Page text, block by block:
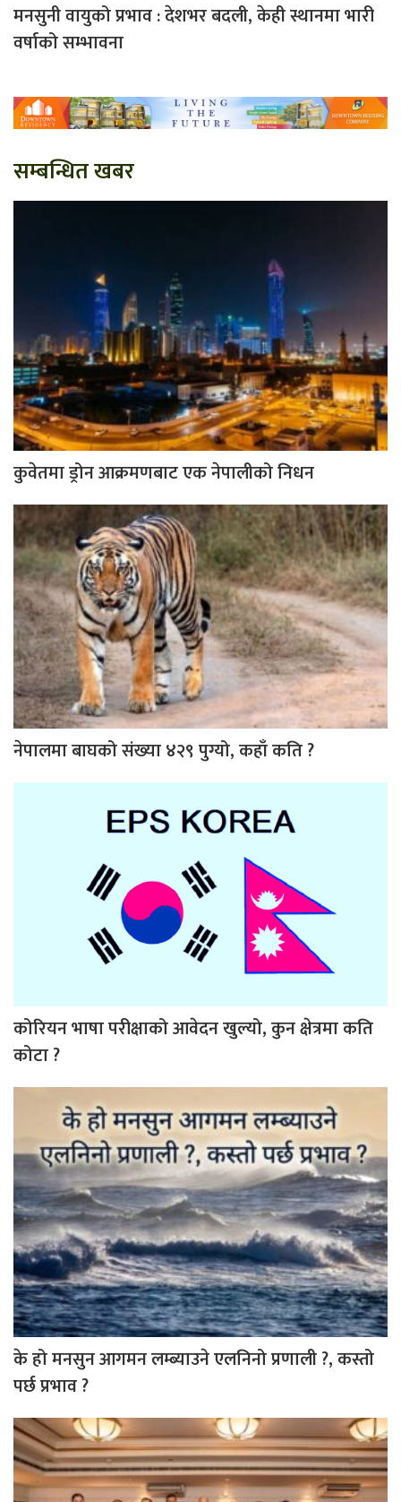
मनसुनी वायुको प्रभाव : देशभर बदली, केही स्थानमा भारी
वर्षाको सम्भावना
सम्बन्धित खबर
कुवेतमा ड्रोन आक्रमणबाट एक नेपालीको निधन
नेपालमा बाघको संख्या ४२९ पुग्यो, कहाँ कति ?
कोरियन भाषा परीक्षाको आवेदन खुल्यो, कुन क्षेत्रमा कति
कोटा ?
के हो मनसुन आगमन लम्ब्याउने एलनिनो प्रणाली ?, कस्तो
पर्छ प्रभाव ?